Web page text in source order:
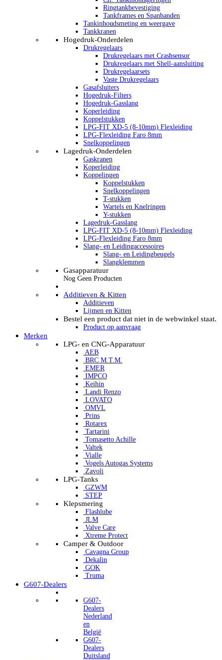
Ringtankbevestiging
Tankframes en Spanbanden
Tankinhoudsmeting en weergave
Tankkranen
Hogedruk-Onderdelen
Drukregelaars
Drukregelaars met Crashsensor
Drukregelaars met Shell-aansluiting
Drukregelaarsets
Vaste Drukregelaars
Gasafsluiters
Hogedruk-Filters
Hogedruk-Gasslang
Koperleiding
Koppelstukken
LPG-FIT XD-5 (8-10mm) Flexleiding
LPG-Flexleiding Faro 8mm
Snelkoppelingen
Lagedruk-Onderdelen
Gaskranen
Koperleiding
Koppelingen
Koppelstukken
Snelkoppelingen
T-stukken
Wartels en Knelringen
Y-stukken
Lagedruk-Gasslang
LPG-FIT XD-5 (8-10mm) Flexleiding
LPG-Flexleiding Faro 8mm
Slang- en Leidingaccessoires
Slang- en Leidingbeugels
Slangklemmen
Gasapparatuur
Nog Geen Producten
Additieven & Kitten
Additieven
Lijmen en Kitten
Bestel een product dat niet in de webwinkel staat.
Product op aanvraag
Merken
LPG- en CNG-Apparatuur
AEB
BRC M.T.M.
EMER
IMPCO
Keihin
Landi Renzo
LOVATO
OMVL
Prins
Rotarex
Tartarini
Tomasetto Achille
Valtek
Vialle
Vogels Autogas Systems
Zavoli
LPG-Tanks
GZWM
STEP
Klepsmering
Flashlube
JLM
Valve Care
Xtreme Protect
Camper & Outdoor
Cavagna Group
Dekalin
GOK
Truma
G607-Dealers
G607-
Dealers
Nederland
en
België
G607-
Dealers
Duitsland